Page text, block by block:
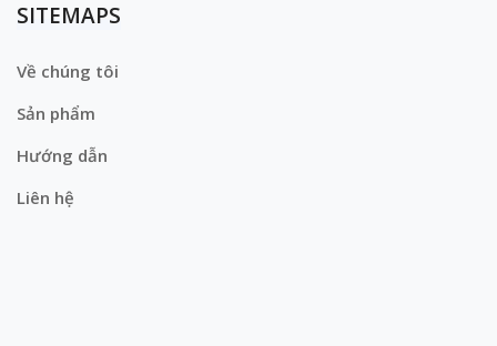
SITEMAPS
Về chúng tôi
Sản phẩm
Hướng dẫn
Liên hệ